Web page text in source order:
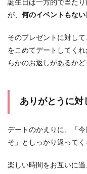
誕生日は一方的で当た
が、 何のイベントもない
そのプレゼントに対し
をこめてデートしてく
らかのお返しがあるかど
ありがとうに対
デートのかえりに、「
そ」としっかり返ってく
楽しい時間をお互いに過